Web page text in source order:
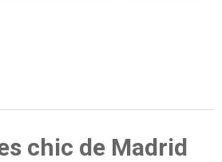
chic de Madrid